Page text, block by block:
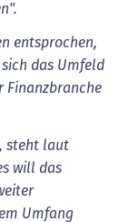
entsprochen,
das Umfeld
Finanzbranche
steht laut
will das
Umfang